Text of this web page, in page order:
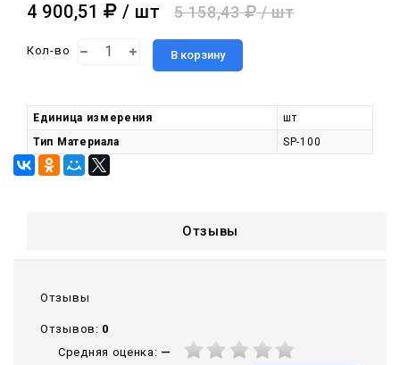
4 900,51 / шт 5 158,43 / шт
Кол-во В корзину
Единица измерения
шт
Тип Материала
SP-100
Отзывы
Отзывы
Отзывов: 0
Средняя оценка: —